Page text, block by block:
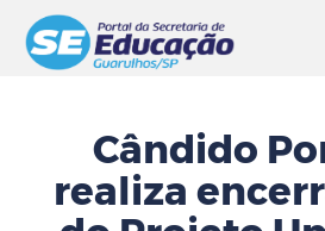
Cândido
realiza